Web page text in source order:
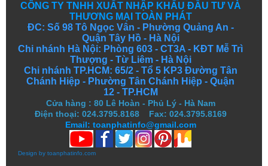
CÔNG TY TNHH XUẤT NHẬP KHẨU ĐẦU TƯ VÀ
THƯƠNG MẠI TOÀN PHÁT
ĐC: Số 98 Tô Ngọc Vân - Phường Quảng An -
Quận Tây Hồ - Hà Nội
Chi nhánh Hà Nội: Phòng 603 - CT3A - KĐT Mễ Trì
Thượng - Từ Liêm - Hà Nội
Chi nhánh TP.HCM: 65/2 - Tổ 5 KP3 Đường Tân
Chánh Hiệp - Phường Tân Chánh Hiệp - Quận
12 - TP.HCM
Cửa hàng : 80 Lê Hoàn - Phủ Lý - Hà Nam
Điện thoại: 024.3795.8168 Fax: 024.3795.8169
Email: toanphatinfo@gmail.com
Design by toanphatinfo.com